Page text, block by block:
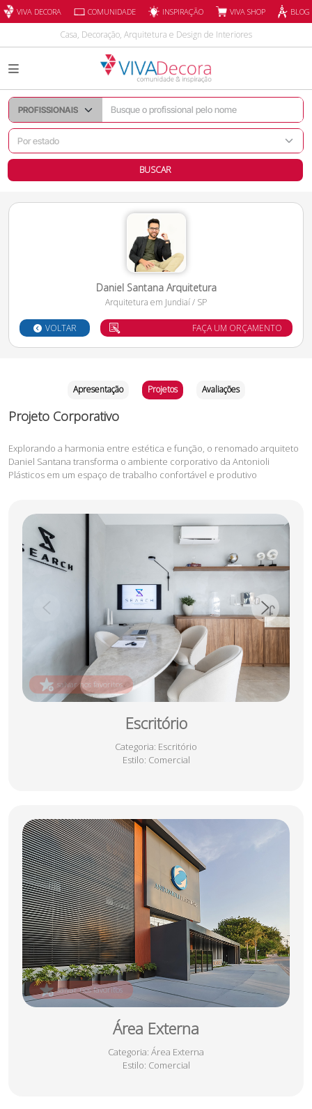
VIVA DECORA COMUNIDADE INSPIRAÇÃO VIVA SHOP
Casa, Decoração, Arquitetura e Design de Interiores
BUSCAR
Daniel Santana Arquitetura
Arquitetura em Jundiaí/ SP
VOLTAR FAÇA UM ORÇAMENTO
Apresentação Projetos Avaliações
Projeto Corporativo
Explorando a harmonia entre estética e função, o renomado arquiteto
Daniel Santana transforma o ambiente corporativo da Antonioli
Plásticos em um espaço de trabalho confortável e produtivo
Escritório
Categoria: Escritório
Estilo: Comercial
salvar nos favoritos
Área Externa
Categoria: Área Externa
Estilo: Comercial
salvar nos favoritos